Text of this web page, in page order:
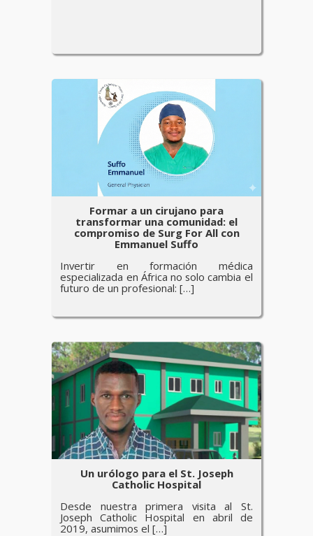
Formar a un cirujano para
transformar una comunidad: el
compromiso de Surg For All con
Emmanuel Suffo
Invertir en formación médica
especializada en África no solo cambia el
futuro de un profesional: […]
Un urólogo para el St. Joseph
Catholic Hospital
Desde nuestra primera visita al St.
Joseph Catholic Hospital en abril de
2019, asumimos el […]